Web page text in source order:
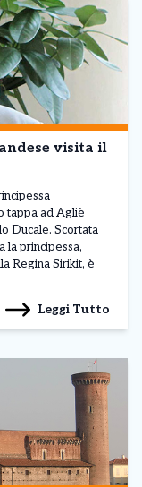
visita il
tappa ad Agliè
Ducale. Scortata
la principessa,
Regina Sirikit, è
Leggi Tutto